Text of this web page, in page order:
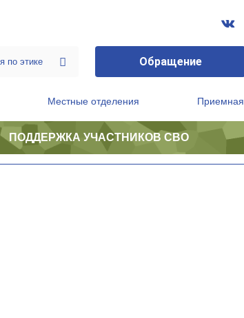
Обращение
Местные отделения Приемная
ПОДДЕРЖКА УЧАСТНИКОВ СВО